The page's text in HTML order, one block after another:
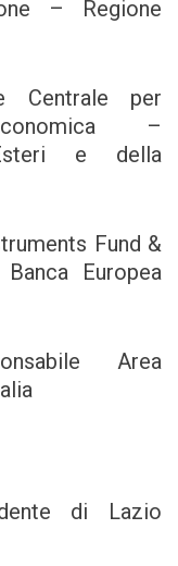
– Regione
Centrale per
–
e della
Fund &
Europea
Area
di Lazio